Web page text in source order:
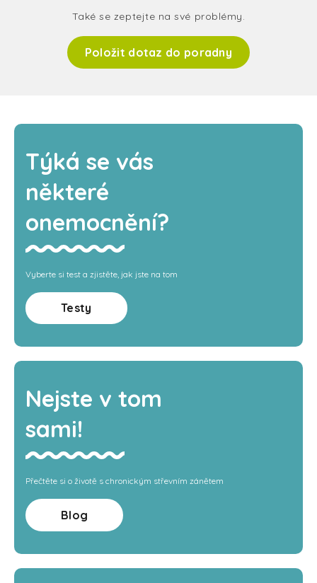
Také se zeptejte na své problémy.
Položit dotaz do poradny
Týká se vás
některé
onemocnění?
Vyberte si test a zjistěte, jak jste na tom
Testy
Nejste v tom
sami!
Přečtěte si o životě s chronickým střevním zánětem
Blog